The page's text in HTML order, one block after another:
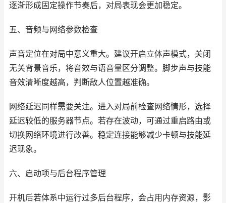
逐渐形成固定操作节奏后，对局表现会更加稳定。
五、音频与网络参数检查
声音定位在对局中意义重大。建议开启立体声模式，关闭
无关背景音乐，将音效与语音量区分调整。脚步声与技能
音效清晰度越高，判断敌人位置越准确。
网络延迟同样需要关注。进入对局前检查网络情形，选择
延迟较低的服务器节点。若存在波动，可通过重启路由或
切换网络环境进行改善。稳定连接能够减少卡顿与技能延
迟现象。
六、启动项与后台程序管理
开机后若体系中运行过多后台程序，会占用内存资源，影